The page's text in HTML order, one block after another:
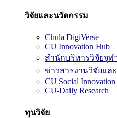
วิจัยและนวัตกรรม
Chula DigiVerse
CU Innovation Hub
สำนักบริหารวิจัยจุฬ
ข่าวสารงานวิจัยแล
CU Social
CU-Daily Research
ทุนวิจัย